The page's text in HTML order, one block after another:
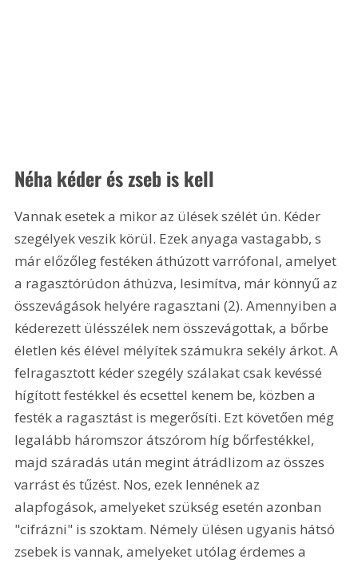
Néha kéder és zseb is kell
Vannak esetek a mikor az ülések szélét ún. Kéder
szegélyek veszik körül. Ezek anyaga vastagabb, s
már előzőleg festéken áthúzott varrófonal, amelyet
a ragasztórúdon áthúzva, lesimítva, már könnyű az
összevágások helyére ragasztani (2). Amennyiben a
kéderezett ülésszélek nem összevágottak, a bőrbe
életlen kés élével mélyítek számukra sekély árkot. A
felragasztott kéder szegély szálakat csak kevéssé
hígított festékkel és ecsettel kenem be, közben a
festék a ragasztást is megerősíti. Ezt követően még
legalább háromszor átszórom híg bőrfestékkel,
majd száradás után megint átrádlizom az összes
varrást és tűzést. Nos, ezek lennének az
alapfogások, amelyeket szükség esetén azonban
"cifrázni" is szoktam. Némely ülésen ugyanis hátsó
zsebek is vannak, amelyeket utólag érdemes a